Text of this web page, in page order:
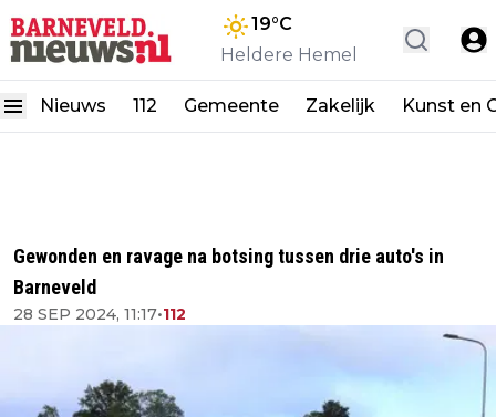
19°C
Heldere Hemel
Nieuws 112 Gemeente Zakelijk Kunst en
Gewonden en ravage na botsing tussen drie auto's in
Barneveld
28 SEP 2024, 11:17•112